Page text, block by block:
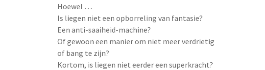
Hoewel …
Is liegen niet een opborreling van fantasie?
Een anti-saaiheid-machine?
Of gewoon een manier om niet meer verdrietig
of bang te zijn?
Kortom, is liegen niet eerder een superkracht?